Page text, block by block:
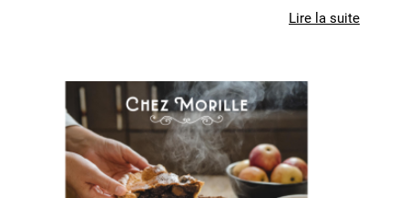
Lire la suite